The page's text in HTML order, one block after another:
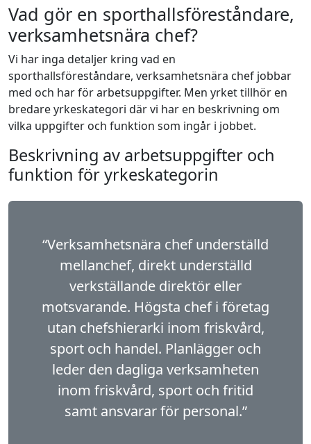
Vad gör en sporthallsföreståndare,
verksamhetsnära chef?
Vi har inga detaljer kring vad en
sporthallsföreståndare, verksamhetsnära chef jobbar
med och har för arbetsuppgifter. Men yrket tillhör en
bredare yrkeskategori där vi har en beskrivning om
vilka uppgifter och funktion som ingår i jobbet.
Beskrivning av arbetsuppgifter och
funktion för yrkeskategorin
“Verksamhetsnära chef underställd
mellanchef, direkt underställd
verkställande direktör eller
motsvarande. Högsta chef i företag
utan chefshierarki inom friskvård,
sport och handel. Planlägger och
leder den dagliga verksamheten
inom friskvård, sport och fritid
samt ansvarar för personal.”